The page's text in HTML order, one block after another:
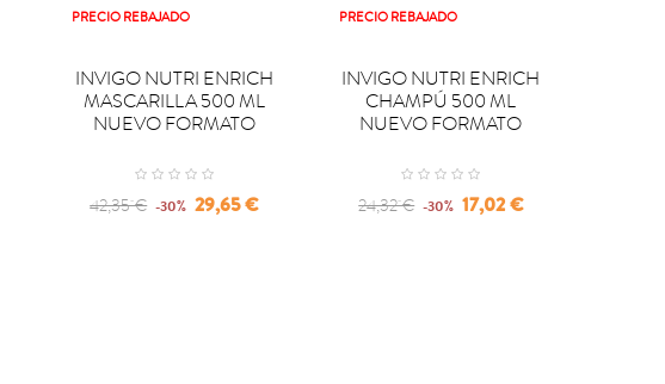
PRECIO REBAJADO

INVIGO NUTRI ENRICH
MASCARILLA 500 ML
NUEVO FORMATO
Regular
42,35 € -30% Precio
29,65 €
PRECIO REBAJADO

INVIGO NUTRI ENRICH
CHAMPÚ 500 ML
NUEVO FORMATO
Regular
24,32 € -30% Precio
17,02 €